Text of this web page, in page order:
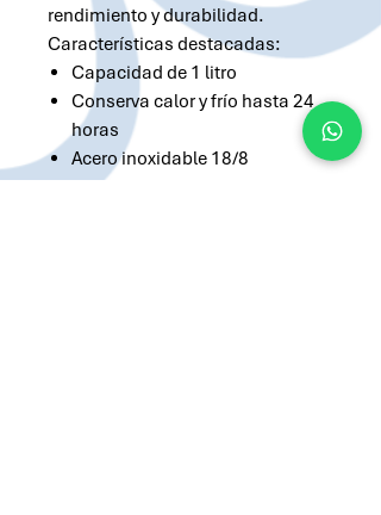
rendimiento y durabilidad.
Características destacadas:
Capacidad de 1 litro
Conserva calor y frío hasta 24
horas
Acero inoxidable 18/8
A prueba de fugas